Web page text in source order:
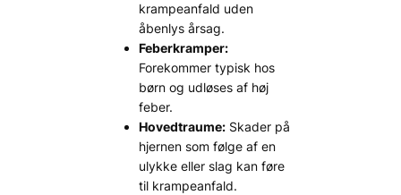
krampeanfald uden
åbenlys årsag.
Feberkramper:
Forekommer typisk hos
børn og udløses af høj
feber.
Hovedtraume: Skader på
hjernen som følge af en
ulykke eller slag kan føre
til krampeanfald.